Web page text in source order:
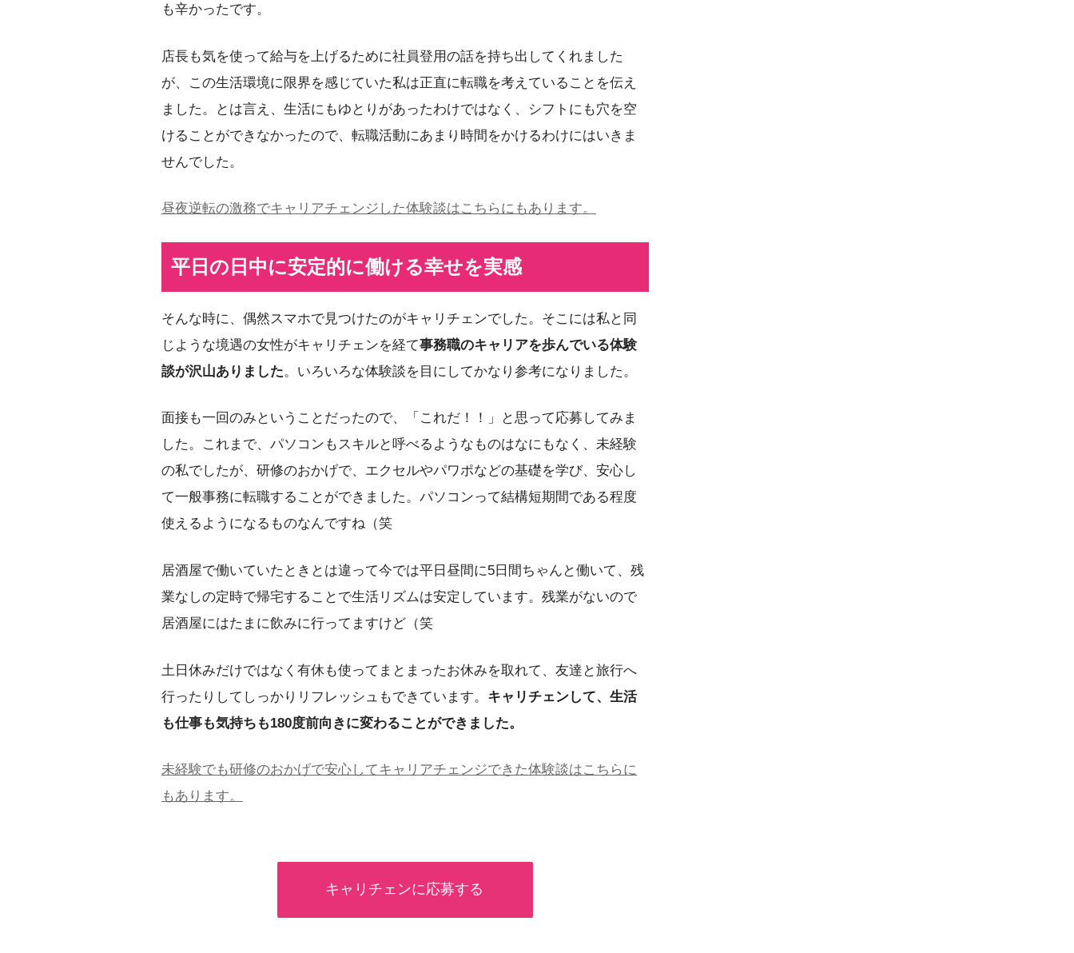
も辛かったです。
店長も気を使って給与を上げるために社員登用の話を持ち出してくれました
が、この生活環境に限界を感じていた私は正直に転職を考えていることを伝え
ました。とは言え、生活にもゆとりがあったわけではなく、シフトにも穴を空
けることができなかったので、転職活動にあまり時間をかけるわけにはいきま
せんでした。
昼夜逆転の激務でキャリアチェンジした体験談はこちらにもあります。
平日の日中に安定的に働ける幸せを実感
そんな時に、偶然スマホで見つけたのがキャリチェンでした。そこには私と同
じような境遇の女性がキャリチェンを経て事務職のキャリアを歩んでいる体験
談が沢山ありました。いろいろな体験談を目にしてかなり参考になりました。
面接も一回のみということだったので、「これだ！！」と思って応募してみま
した。これまで、パソコンもスキルと呼べるようなものはなにもなく、未経験
の私でしたが、研修のおかげで、エクセルやパワポなどの基礎を学び、安心し
て一般事務に転職することができました。パソコンって結構短期間である程度
使えるようになるものなんですね（笑
居酒屋で働いていたときとは違って今では平日昼間に5日間ちゃんと働いて、残
業なしの定時で帰宅することで生活リズムは安定しています。残業がないので
居酒屋にはたまに飲みに行ってますけど（笑
土日休みだけではなく有休も使ってまとまったお休みを取れて、友達と旅行へ
行ったりしてしっかりリフレッシュもできています。 キャリチェンして、生活
も仕事も気持ちも180度前向きに変わることができました。
未経験でも研修のおかげで安心してキャリアチェンジできた体験談はこちらに
もあります。
キャリチェンに応募する